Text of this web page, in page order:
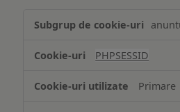
de
Cookie
necesare
PHPSESSID
Primare